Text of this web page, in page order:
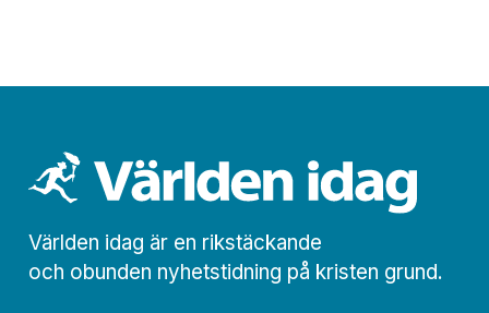
Världen idag är en rikstäckande
och obunden nyhets­­­tidning på kristen grund.